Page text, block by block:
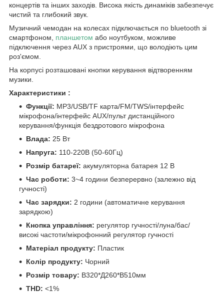
концертів та інших заходів. Висока якість динаміків забезпечує
чистий та глибокий звук.
Музичний чемодан на колесах підключається по bluetooth зі
смартфоном, планшетом або ноутбуком, можливе
підключення через AUX з пристроями, що володіють цим
роз'ємом.
На корпусі розташовані кнопки керування відтворенням
музики.
Характеристики :
Функції: MP3/USB/TF карта/FM/TWS/інтерфейс
мікрофона/інтерфейс AUX/пульт дистанційного
керування/функція бездротового мікрофона
Влада: 25 Вт
Напруга: 110-220В (50-60Гц)
Розмір батареї: акумуляторна батарея 12 В
Час роботи: 3~4 години безперервно (залежно від
гучності)
Час зарядки: 2 години (автоматичне керування
зарядкою)
Кнопка управління: регулятор гучності/луна/бас/
високі частоти/мікрофонний регулятор гучності
Матеріал продукту: Пластик
Колір продукту: Чорний
Розмір товару: В320*Д260*В510мм
THD: <1%